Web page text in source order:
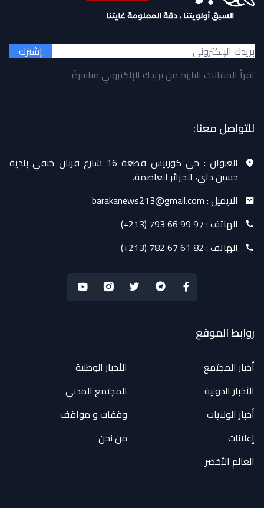
إشترك
اقرأ المقالات البارزة من بريدك الإلكتروني مباشرةً
للتواصل معنا:
العنوان :
حي كورتيس قطعة 16 شارع فرنان حنفي بلدية
حسين داي، الجزائر العاصمة.
الايميل :barakanews213@gmail.com
الهاتف :(+213) 793 66 99 97
الهاتف :(+213) 782 67 61 82
روابط الموقع
أخبار المجتمع
الأخبار الوطنية
الأخبار الدولية
المجتمع المدني
أخبار الولايات
وقفات و مواقف
إعلانات
من نحن
العالم الأخضر